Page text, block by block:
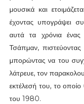
μουσικά και
έχοντας υπογράψει
αυτά τα χρόνια
Τσάπμαν,
μπορώντας να του
λάτρευε, τον
εκτέλεσή του, το
του 1980.